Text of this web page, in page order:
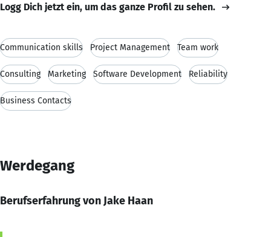
Logg Dich jetzt ein, um das ganze Profil zu sehen.
Communication skills Project Management Team work
Consulting Marketing Software Development Reliability
Business Contacts
Werdegang
Berufserfahrung von Jake Haan